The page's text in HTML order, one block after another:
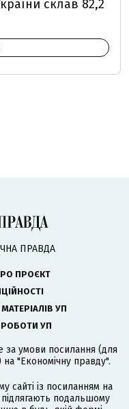
склав 82,2
ПРАВДА
ПРОЄКТ
УП
УП
за умови посилання (для
"Економічну правду".
сайті із посиланням на
подальшому